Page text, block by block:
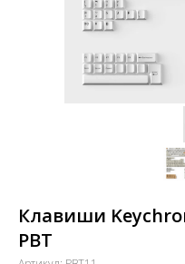
Клавиши
PBT